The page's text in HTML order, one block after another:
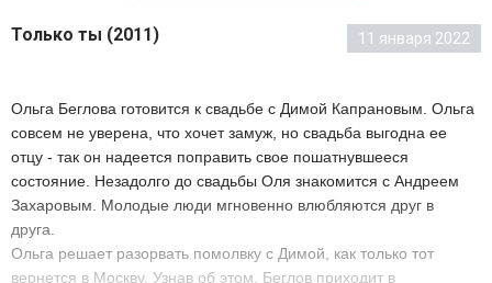
Только ты (2011) 11 января 2022
Ольга Беглова готовится к свадьбе с Димой Капрановым. Ольга
совсем не уверена, что хочет замуж, но свадьба выгодна ее
отцу - так он надеется поправить свое пошатнувшееся
состояние. Незадолго до свадьбы Оля знакомится с Андреем
Захаровым. Молодые люди мгновенно влюбляются друг в
друга.
Ольга решает разорвать помолвку с Димой, как только тот
вернется в Москву. Узнав об этом, Беглов приходит в